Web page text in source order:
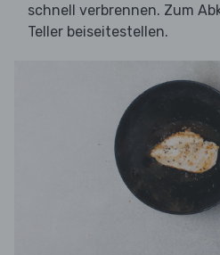
schnell verbrennen. Zum
Teller beiseitestellen.